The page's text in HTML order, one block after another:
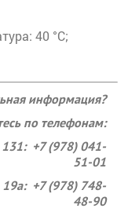
40 °С;
информация?
по телефонам:
+7 (978) 041-
51-01
19а: +7 (978) 748-
48-90